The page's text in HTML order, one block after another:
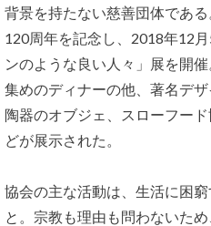
背景を持たない慈善団体である
120周年を記念し、2018年12
ンのような良い人々」展を開
集めのディナーの他、著名デ
陶器のオブジェ、スローフー
どが展示された。
協会の主な活動は、生活に困
と。宗教も理由も問わないた